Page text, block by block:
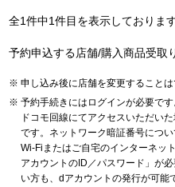
全1件中1件目を表示しておりま
予約申込する店舗/購入商品受取
申し込み後に店舗を変更することは
予約手続きにはログインが必要です
ドコモ回線にてアクセスいただい
です。ネットワーク暗証番号につい
Wi-Fiまたはご自宅のインターネッ
アカウントのID／パスワード」が
い方も、dアカウントの発行が可能